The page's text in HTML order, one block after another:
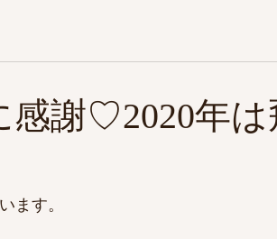
感謝♡2020年
ます。